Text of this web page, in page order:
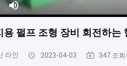
용 펄프 조형 장비 회전하는
라인 2023-04-03 347 조회